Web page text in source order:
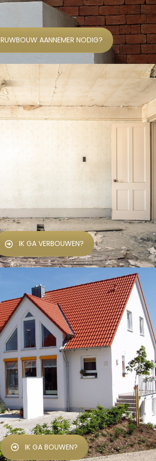
RUWBOUW AANNEMER NODIG?
IK GA VERBOUWEN?
IK GA BOUWEN?